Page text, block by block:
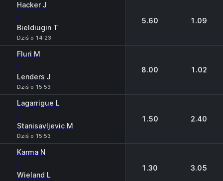
Hacker J
-
Bieldiugin T
Dziś o 14:23
5.60 1.09
Fluri M
-
Lenders J
Dziś o 15:53
8.00 1.02
Lagarrigue L
-
Stanisavljevic M
Dziś o 15:53
1.50 2.40
Karma N
-
Wieland L
1.30 3.05